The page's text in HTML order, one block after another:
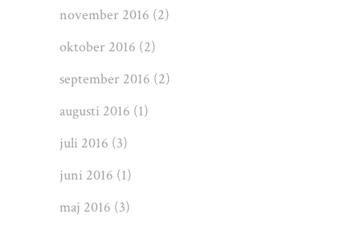
november 2016 (2)
oktober 2016 (2)
september 2016 (2)
augusti 2016 (1)
juli 2016 (3)
juni 2016 (1)
maj 2016 (3)